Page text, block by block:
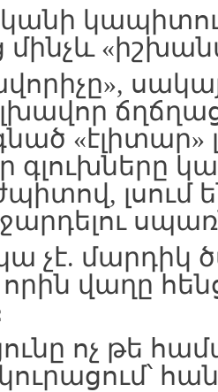
մինչև
«էլիտար»
գլուխները
լսում
չէ.
վաղը
ոչ թե